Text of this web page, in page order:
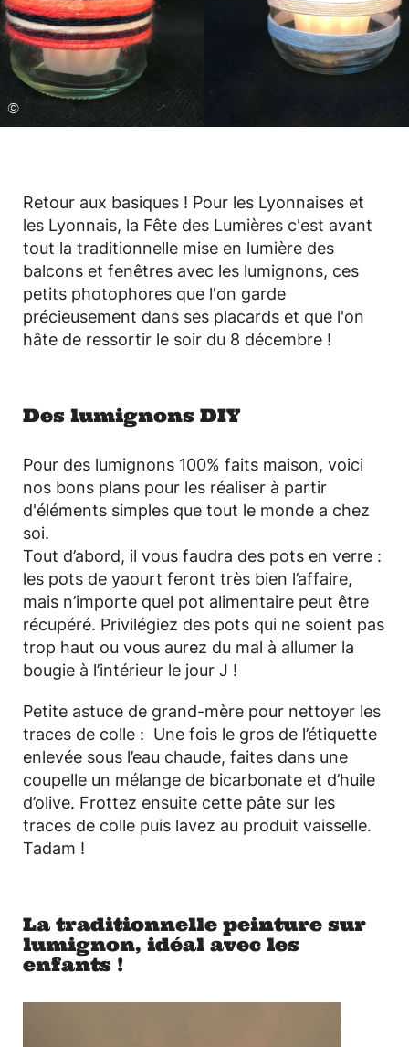
©
Retour aux basiques ! Pour les Lyonnaises et
les Lyonnais, la Fête des Lumières c'est avant
tout la traditionnelle mise en lumière des
balcons et fenêtres avec les lumignons, ces
petits photophores que l'on garde
précieusement dans ses placards et que l'on
hâte de ressortir le soir du 8 décembre !
Des lumignons DIY
Pour des lumignons 100% faits maison, voici
nos bons plans pour les réaliser à partir
d'éléments simples que tout le monde a chez
soi.
Tout d’abord, il vous faudra des pots en verre :
les pots de yaourt feront très bien l’affaire,
mais n’importe quel pot alimentaire peut être
récupéré. Privilégiez des pots qui ne soient pas
trop haut ou vous aurez du mal à allumer la
bougie à l’intérieur le jour J !
Petite astuce de grand-mère pour nettoyer les
traces de colle : Une fois le gros de l’étiquette
enlevée sous l’eau chaude, faites dans une
coupelle un mélange de bicarbonate et d’huile
d’olive. Frottez ensuite cette pâte sur les
traces de colle puis lavez au produit vaisselle.
Tadam !
La traditionnelle peinture sur
lumignon, idéal avec les
enfants !